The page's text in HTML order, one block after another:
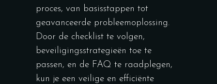
proces, van basisstappen tot
geavanceerde probleemoplossing.
Door de checklist te volgen,
beveiligingsstrategieën toe te
passen, en de FAQ te raadplegen,
kun je een veilige en efficiënte